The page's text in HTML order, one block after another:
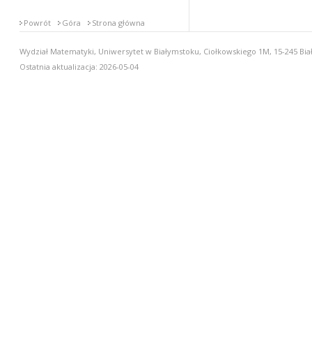
Powrót Góra Strona główna
Wydział Matematyki, Uniwersytet w Białymstoku, Ciołkowskiego 1M, 15-245
Ostatnia aktualizacja: 2026-05-04